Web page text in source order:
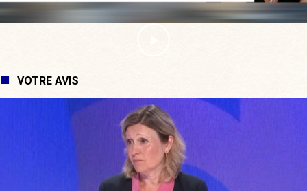
VOTRE AVIS